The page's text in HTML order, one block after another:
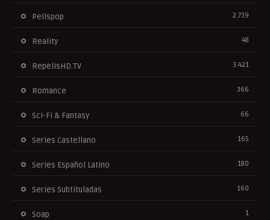
Pelispop 2.739
Reality 48
RepelisHD.TV 3.421
Romance 366
Sci-Fi & Fantasy 66
Series Castellano 165
Series Español Latino 180
Series Subtituladas 160
Soap 1